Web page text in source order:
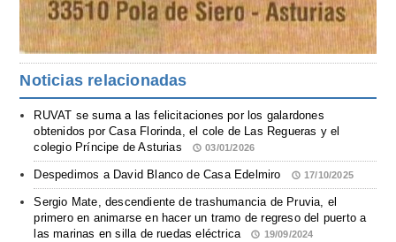
Noticias relacionadas
RUVAT se suma a las felicitaciones por los galardones
obtenidos por Casa Florinda, el cole de Las Regueras y el
colegio Príncipe de Asturias
03/01/2026
Despedimos a David Blanco de Casa Edelmiro 17/10/2025
Sergio Mate, descendiente de trashumancia de Pruvia, el
primero en animarse en hacer un tramo de regreso del puerto a
las marinas en silla de ruedas eléctrica
19/09/2024